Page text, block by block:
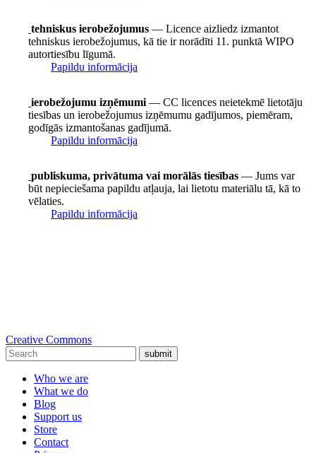
tehniskus ierobežojumus — Licence aizliedz izmantot
tehniskus ierobežojumus, kā tie ir norādīti 11. punktā WIPO
autortiesību līgumā.
Papildu informācija
ierobežojumu izņēmumi — CC licences neietekmē lietotāju
tiesības un ierobežojumus izņēmumu gadījumos, piemēram,
godīgās izmantošanas gadījumā.
Papildu informācija
publiskuma, privātuma vai morālās tiesības — Jums var
būt nepieciešama papildu atļauja, lai lietotu materiālu tā, kā to
vēlaties.
Papildu informācija
Creative Commons
submit
Who we are
What we do
Blog
Support us
Store
Contact